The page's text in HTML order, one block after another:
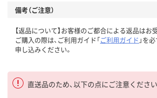
備考（ご注意）
【返品について】お客様のご都合による返品はお
ご購入の際は、ご利用ガイド「ご利用ガイド 」を
申し込みください。
直送品のため、以下の点にご注意ください